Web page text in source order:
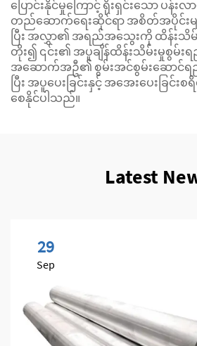
ပြောင်းနိုင်မှုကြောင့် ရိုးရှင်းသော ပန်း
တည်ဆောက်ရေးဆိုင်ရာ အစိတ်အပိုင်းမ
ပြီး အလွှာ၏ အရည်အသွေးကို ထိန်းသိမ်
တိုး၍ ၎င်း၏ အပူချိန်ထိန်းသိမ်းမှုစွမ်း
အဆောက်အဦ၏ စွမ်းအင်စွမ်းဆောင်ရ
ပြီး အပူပေးခြင်းနှင့် အအေးပေးခြင်း
စေနိုင်ပါသည်။
Latest
29
Sep